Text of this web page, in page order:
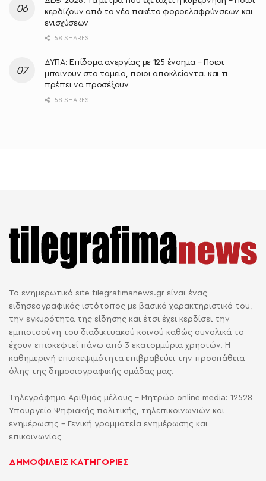
κερδίζουν από το νέο πακέτο φοροελαφρύνσεων και
ενισχύσεων
58 SHARES
ΔΥΠΑ: Επίδομα ανεργίας με 125 ένσημα – Ποιοι
μπαίνουν στο ταμείο, ποιοι αποκλείονται και τι
πρέπει να προσέξουν
58 SHARES
Το ενημερωτικό site tilegrafimanews.gr είναι ένας
ειδησεογραφικός ιστότοπος με βασικό χαρακτηριστικό του,
την εγκυρότητα της είδησης και έτσι έχει κερδίσει την
εμπιστοσύνη του διαδικτυακού κοινού καθώς συνολικά το
έχουν επισκεφτεί πάνω από 3 εκατομμύρια χρηστών. Η
καθημερινή επισκεψιμότητα επιβραβεύει την προσπάθεια
όλης της δημοσιογραφικής ομάδας μας.
Τηλεγράφημα Αριθμός μέλους - Μητρώο online media: 12528
Υπουργείο Ψηφιακής πολιτικής, τηλεπικοινωνιών και
ενημέρωσης - Γενική γραμματεία ενημέρωσης και
επικοινωνίας
ΔΗΜΟΦΙΛΕΙΣ ΚΑΤΗΓΟΡΙΕΣ